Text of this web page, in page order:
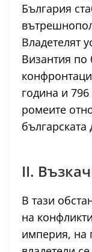
България
Владетелят
Византия по
година и
ромеите
II.
В тази
на
империя, на